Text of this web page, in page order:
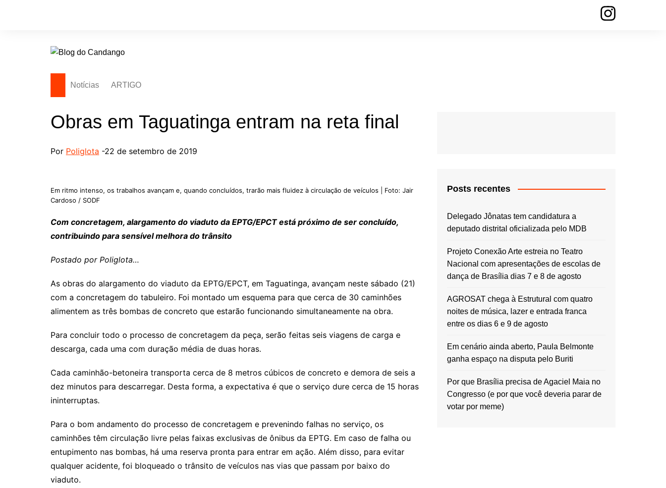
Notícias ARTIGO
Obras em Taguatinga entram na reta final
Por Poliglota -22 de setembro de 2019
Em ritmo intenso, os trabalhos avançam e, quando concluídos, trarão mais fluidez à circulação de veículos | Foto: Jair
Cardoso / SODF
Com concretagem, alargamento do viaduto da EPTG/EPCT está próximo de ser concluído,
contribuindo para sensível melhora do trânsito
Postado por Poliglota…
As obras do alargamento do viaduto da EPTG/EPCT, em Taguatinga, avançam neste sábado (21)
com a concretagem do tabuleiro. Foi montado um esquema para que cerca de 30 caminhões
alimentem as três bombas de concreto que estarão funcionando simultaneamente na obra.
Para concluir todo o processo de concretagem da peça, serão feitas seis viagens de carga e
descarga, cada uma com duração média de duas horas.
Cada caminhão-betoneira transporta cerca de 8 metros cúbicos de concreto e demora de seis a
dez minutos para descarregar. Desta forma, a expectativa é que o serviço dure cerca de 15 horas
ininterruptas.
Para o bom andamento do processo de concretagem e prevenindo falhas no serviço, os
caminhões têm circulação livre pelas faixas exclusivas de ônibus da EPTG. Em caso de falha ou
entupimento nas bombas, há uma reserva pronta para entrar em ação. Além disso, para evitar
qualquer acidente, foi bloqueado o trânsito de veículos nas vias que passam por baixo do
viaduto.
Posts recentes
Delegado Jônatas tem candidatura a
deputado distrital oficializada pelo MDB
Projeto Conexão Arte estreia no Teatro
Nacional com apresentações de escolas de
dança de Brasília dias 7 e 8 de agosto
AGROSAT chega à Estrutural com quatro
noites de música, lazer e entrada franca
entre os dias 6 e 9 de agosto
Em cenário ainda aberto, Paula Belmonte
ganha espaço na disputa pelo Buriti
Por que Brasília precisa de Agaciel Maia no
Congresso (e por que você deveria parar de
votar por meme)